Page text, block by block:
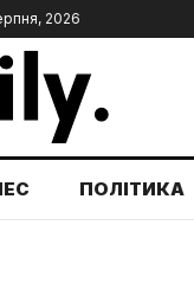
2026
ПОЛІТИКА